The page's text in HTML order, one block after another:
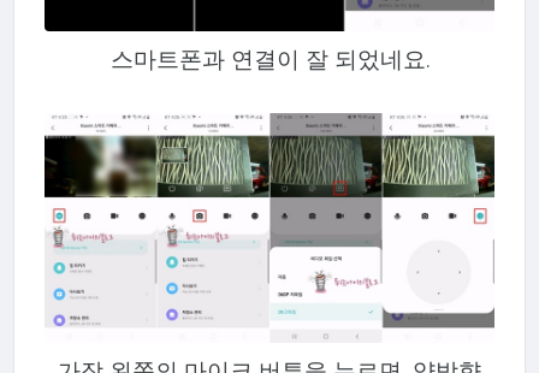
스마트폰과 연결이 잘 되었네요.